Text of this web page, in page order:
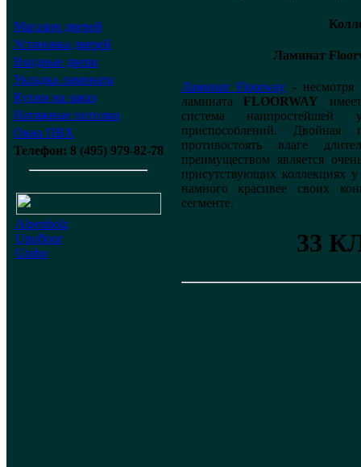
Магазин дверей
Установка дверей
Входные двери
Укладка ламината
Кухни на заказ
Натяжные потолки
Окна ПВХ
Телефон: 8 (495) 979-82-78
Alpenholz
Upofloor
Grabo
Ламинат
Ламинат Floorway - несмотря
ламината FLOORWAY
система наипростейшей
приспособлений. Двойная
противостоять влаге
преимуществом является
присутствующих коллекциях
намного красивее своих
сегменте.
33